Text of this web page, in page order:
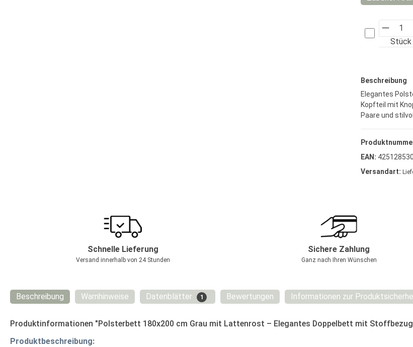
Stück
Beschreibung
Elegantes
Kopfteil mit
Paare und
EAN:
Versandart:
Schnelle Lieferung
Versand innerhalb von 24 Stunden
Sichere Zahlung
Ganz nach Ihren Wünschen
Beschreibung Warnhinweise Datenblätter 1 Bewertungen Informationen zur
Produktinformationen "Polsterbett 180x200 cm Grau mit Lattenrost – Elegantes Doppelbett mit
Produktbeschreibung: